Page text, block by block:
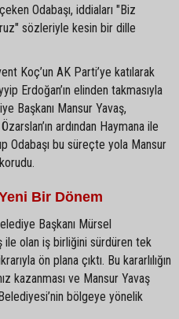
Odabaşı, iddiaları "Biz
sözleriyle kesin bir dille
Koç’un AK Parti’ye katılarak
Erdoğan’ın elinden takmasıyla
Başkanı Mansur Yavaş,
ardından Haymana ile
Odabaşı bu süreçte yola Mansur
Bir Dönem
Başkanı Mürsel
ile olan iş birliğini sürdüren tek
ön plana çıktı. Bu kararlılığın
kazanması ve Mansur Yavaş
bölgeye yönelik